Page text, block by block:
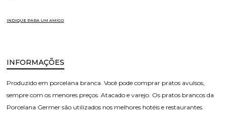
INDIQUE PARA UM AMIGO
INFORMAÇÕES
Produzido em porcelana branca. Você pode comprar pratos avulsos,
sempre com os menores preços. Atacado e varejo. Os pratos brancos da
Porcelana Germer são utilizados nos melhores hotéis e restaurantes.